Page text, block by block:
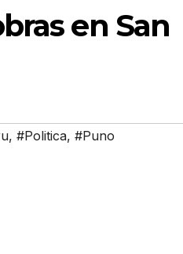
en San
, #Politica, #Puno